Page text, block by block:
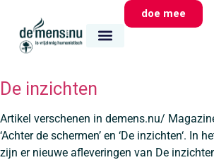
doe mee
De inzichten
Artikel verschenen in demens.nu/
‘Achter de schermen’ en ‘De inzichten‘. In
zijn er nieuwe afleveringen van De